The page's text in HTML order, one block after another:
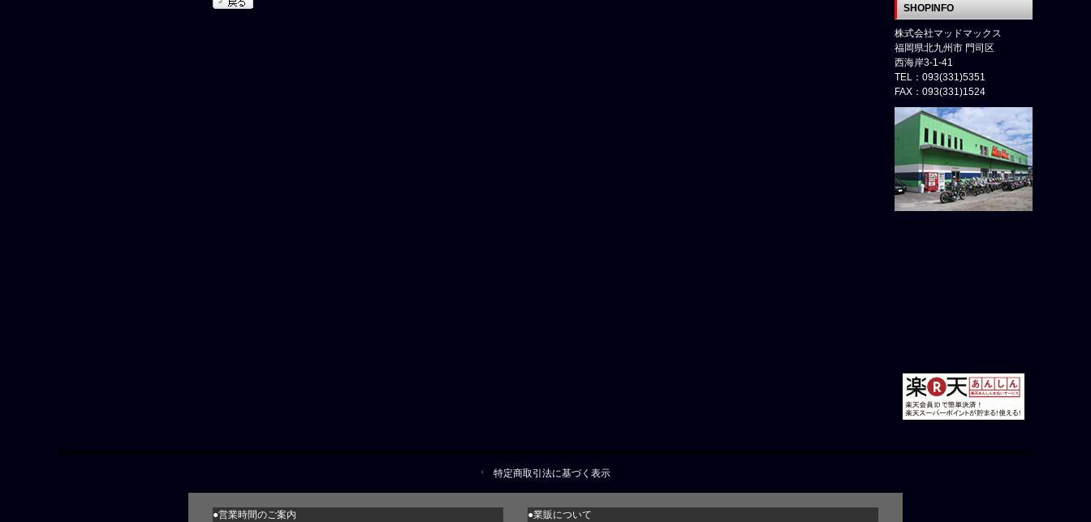
SHOPINFO
株式会社マッドマックス
福岡県北九州市 門司区
西海岸3-1-41
TEL：093(331)5351
FAX：093(331)1524
特定商取引法に基づく表示
●営業時間のご案内 ●業販について